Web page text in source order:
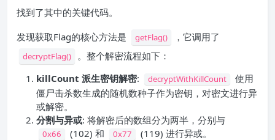
找到了其中的关键代码。
发现获取Flag的核心方法是
getFlag() ​，它调用了
decryptFlag()
。整个解密流程如下：
killCount 派生密钥解密​: decryptWithKillCount
使用
僵尸击杀数生成的随机数种子作为密钥，对密文进行异
或解密。
分割与异或​: 将解密后的数组分为两半，分别与
0x66 ​ (102) 和 0x77
(119) 进行异或。